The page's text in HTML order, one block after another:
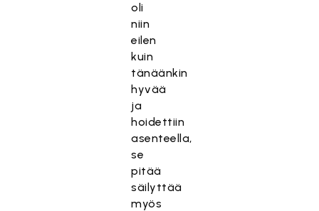
oli
niin
eilen
kuin
tänäänkin
hyvää
ja
hoidettiin
asenteella,
se
pitää
säilyttää
myös